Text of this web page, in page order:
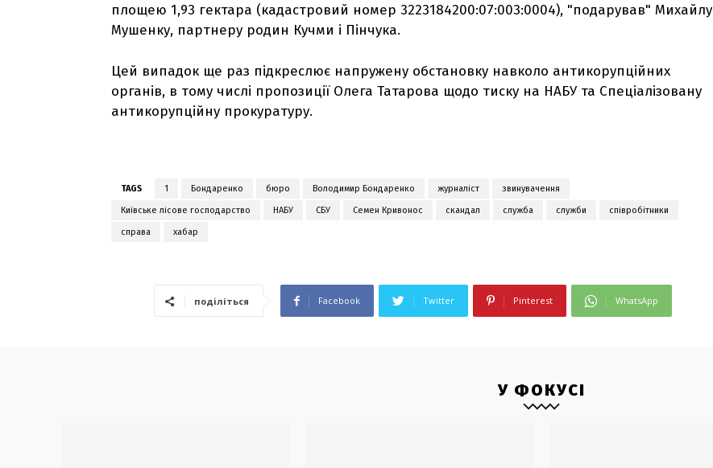
площею 1,93 гектара (кадастровий номер 3223184200:07:003:0004), "подарував" Михайлу
Мушенку, партнеру родин Кучми і Пінчука.
Цей випадок ще раз підкреслює напружену обстановку навколо антикорупційних
органів, в тому числі пропозиції Олега Татарова щодо тиску на НАБУ та Спеціалізовану
антикорупційну прокуратуру.
TAGS 1 Бондаренко бюро Володимир Бондаренко журналіст звинувачення
Київське лісове господарство НАБУ СБУ Семен Кривонос скандал служба служби співробітники
справа хабар
поділіться Facebook Twitter Pinterest WhatsApp
У ФОКУСІ